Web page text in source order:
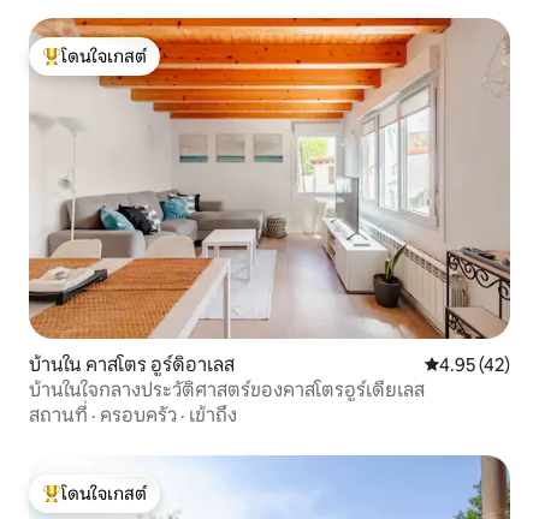
บ้านซึ่งไม่ได้หมายความว่าลูกค้าจะไม่
สามารถเพลิดเพลินกับการเข้าพักนี้ได้
โดนใจเกสต์ที่สุด
โดนใจเกสต์
บ้านใน คาสโตร อูร์ดิอาเลส คะแนนเฉลี่ย
4.95 (42)
บ้านในใจกลางประวัติศาสตร์ของคาสโตรอูร์เดียเลส
สถานที่ · ครอบครัว · เข้าถึง
โดนใจเกสต์ที่สุด
โดนใจเกสต์